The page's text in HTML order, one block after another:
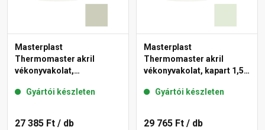
Masterplast
Thermomaster akril
vékonyvakolat,
42-D 25 kg
Gyártói készleten
27 385 Ft / db
Masterplast
Thermomaster akril
vékonyvakolat, kapart 1,5
Gyártói készleten
29 765 Ft / db